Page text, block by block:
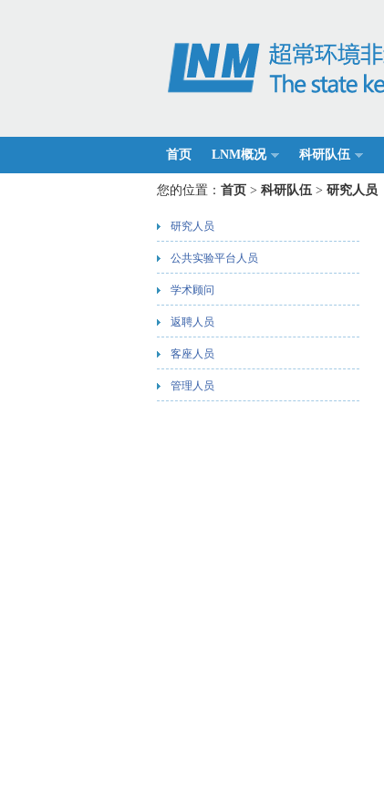
首页 LNM概况 科研队伍
您的位置： 首页 > 科研队伍 > 研究人员
研究人员
公共实验平台人员
学术顾问
返聘人员
客座人员
管理人员